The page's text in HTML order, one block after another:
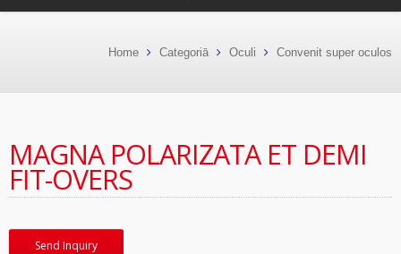
Home Categoriā Oculi Convenit super oculos
MAGNA POLARIZATA ET DEMI
FIT-OVERS
Send Inquiry